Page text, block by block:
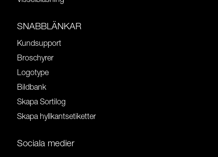
SNABBLÄNKAR
Kundsupport
Broschyrer
Logotype
Bildbank
Skapa Sortilog
Skapa hyllkantsetiketter
Sociala medier